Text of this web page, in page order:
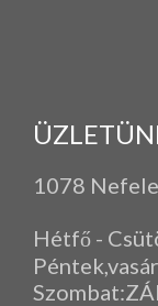
1078
Hétfő -